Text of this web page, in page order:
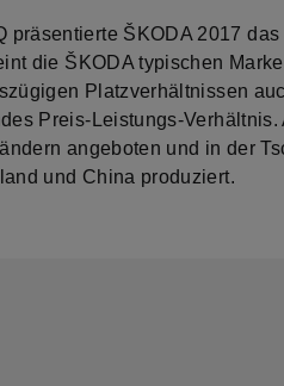
präsentierte ŠKODA 2017
die ŠKODA typischen
Platzverhältnissen
Preis-Leistungs-
angeboten und in der
und China produziert.